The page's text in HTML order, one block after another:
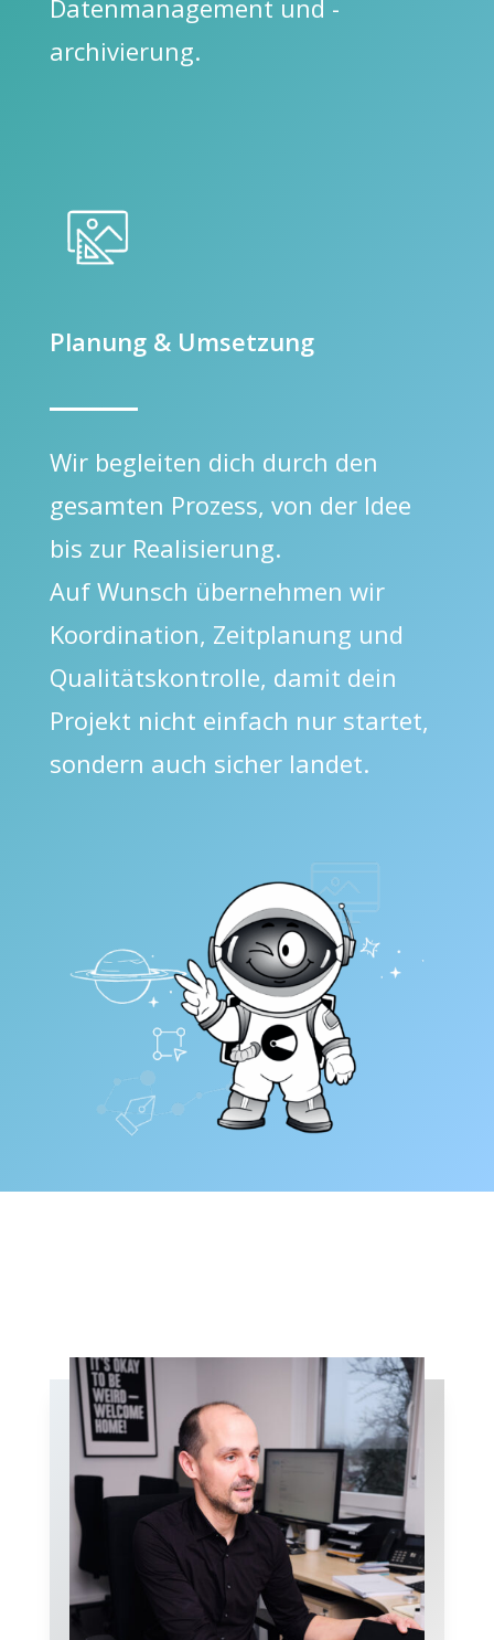
Datenmanagement und -
archivierung.
Planung & Umsetzung
Wir begleiten dich durch den
gesamten Prozess, von der Idee
bis zur Realisierung.
Auf Wunsch übernehmen wir
Koordination, Zeitplanung und
Qualitätskontrolle, damit dein
Projekt nicht einfach nur startet,
sondern auch sicher landet.